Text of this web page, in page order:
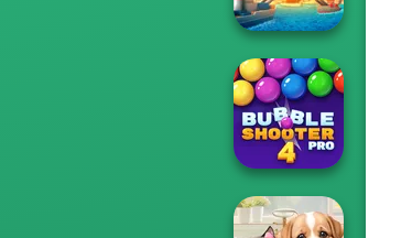
Battleships
Armada